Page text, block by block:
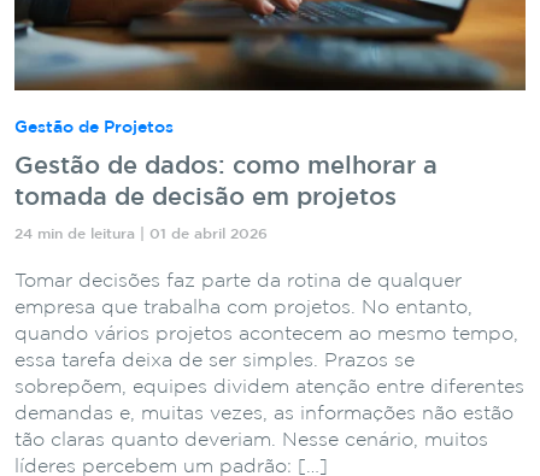
Gestão de Projetos
Gestão de dados: como melhorar a
tomada de decisão em projetos
24 min de leitura | 01 de abril 2026
Tomar decisões faz parte da rotina de qualquer
empresa que trabalha com projetos. No entanto,
quando vários projetos acontecem ao mesmo tempo,
essa tarefa deixa de ser simples. Prazos se
sobrepõem, equipes dividem atenção entre diferentes
demandas e, muitas vezes, as informações não estão
tão claras quanto deveriam. Nesse cenário, muitos
líderes percebem um padrão: […]